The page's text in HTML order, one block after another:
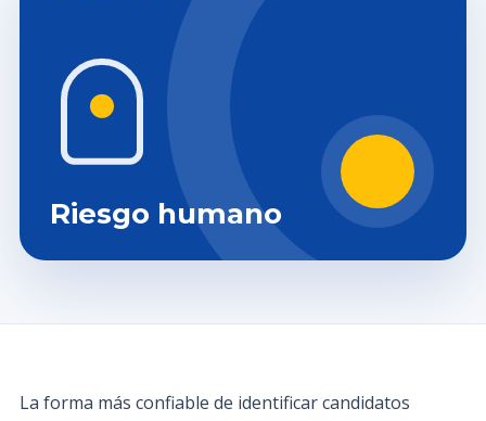
Riesgo humano
La forma más confiable de identificar candidatos